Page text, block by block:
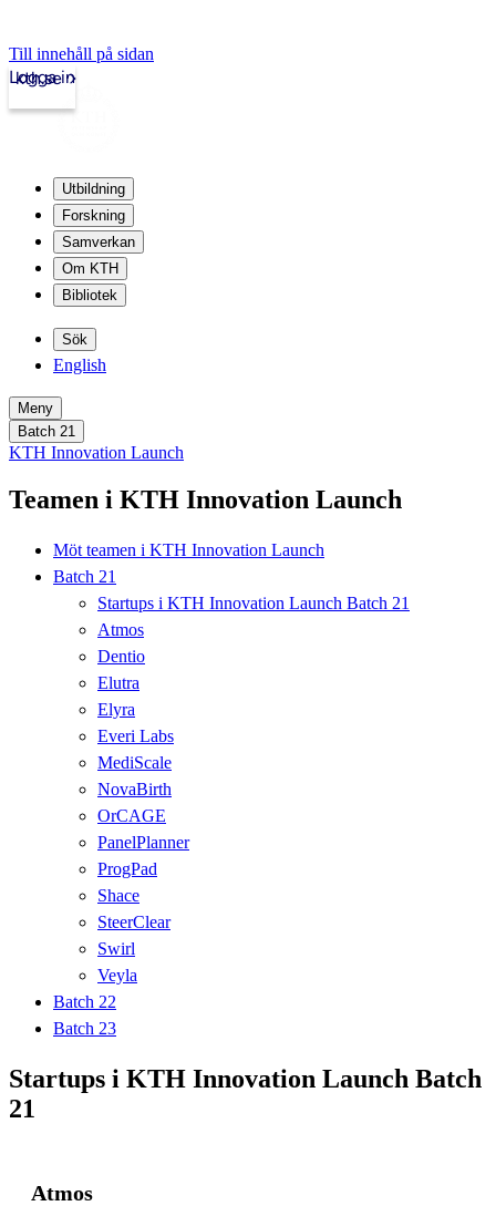
Till innehåll på sidan
kth.se
Logga in
Utbildning
Forskning
Samverkan
Om KTH
Bibliotek
Sök
English
Meny
Batch 21
KTH Innovation Launch
Teamen i KTH Innovation Launch
Möt teamen i KTH Innovation Launch
Batch 21
Startups i KTH Innovation Launch Batch 21
Atmos
Dentio
Elutra
Elyra
Everi Labs
MediScale
NovaBirth
OrCAGE
PanelPlanner
ProgPad
Shace
SteerClear
Swirl
Veyla
Batch 22
Batch 23
Startups i KTH Innovation Launch Batch
21
Atmos